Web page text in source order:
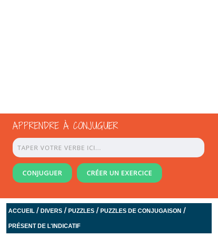
APPRENDRE À CONJUGUER
CONJUGUER CRÉER UN EXERCICE
ACCUEIL /DIVERS /PUZZLES /PUZZLES DE CONJUGAISON /
PRÉSENT DE L'INDICATIF